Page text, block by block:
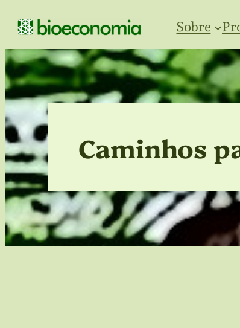
para
o
conteúdo
Sobre
Caminhos